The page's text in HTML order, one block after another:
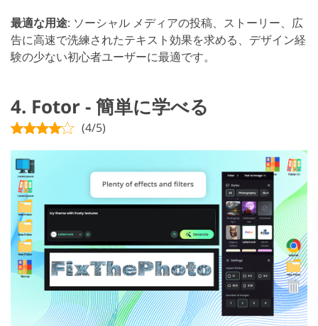
最適な用途: ソーシャル メディアの投稿、ストーリー、広
告に高速で洗練されたテキスト効果を求める、デザイン経
験の少ない初心者ユーザーに最適です。
4. Fotor - 簡単に学べる
(4/5)